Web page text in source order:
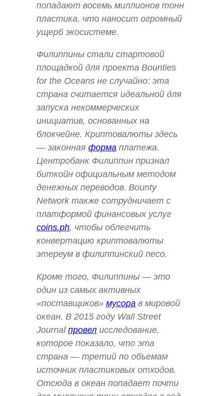
попадают восемь миллионов тонн
пластика, что наносит огромный
ущерб экосистеме.
Филиппины стали стартовой
площадкой для проекта Bounties
for the Oceans не случайно: эта
страна считается идеальной для
запуска некоммерческих
инициатив, основанных на
блокчейне. Криптовалюты здесь
— законная форма платежа.
Центробанк Филиппин признал
биткойн официальным методом
денежных переводов. Bounty
Network также сотрудничает с
платформой финансовых услуг
coins.ph, чтобы облегчить
конвертацию криптовалюты
этереум в филиппинский песо.
Кроме того, Филиппины — это
один из самых активных
«поставщиков» мусора в мировой
океан. В 2015 году Wall Street
Journal провел исследование,
которое показало, что эта
страна — третий по объемам
источник пластиковых отходов.
Отсюда в океан попадает почти